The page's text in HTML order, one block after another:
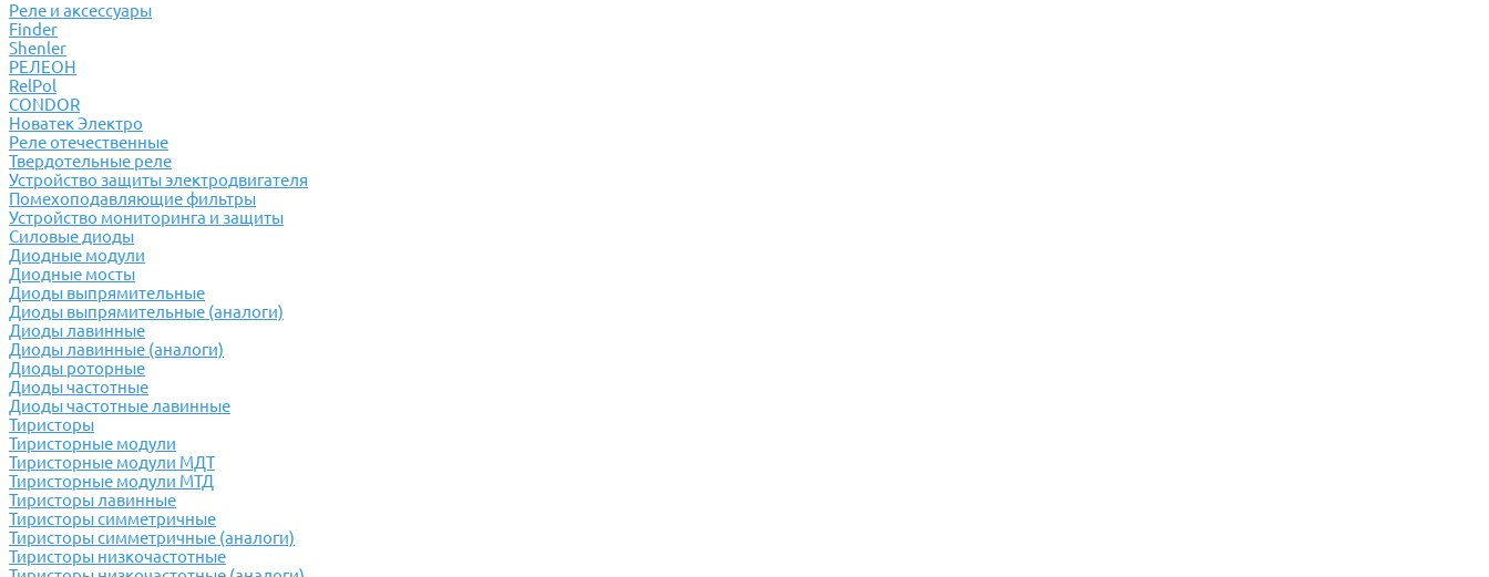
Реле и аксессуары
Finder
Shenler
РЕЛЕОН
RelPol
CONDOR
Новатек Электро
Реле отечественные
Твердотельные реле
Устройство защиты электродвигателя
Помехоподавляющие фильтры
Устройство мониторинга и защиты
Силовые диоды
Диодные модули
Диодные мосты
Диоды выпрямительные
Диоды выпрямительные (аналоги)
Диоды лавинные
Диоды лавинные (аналоги)
Диоды роторные
Диоды частотные
Диоды частотные лавинные
Тиристоры
Тиристорные модули
Тиристорные модули МДТ
Тиристорные модули МТД
Тиристоры лавинные
Тиристоры симметричные
Тиристоры симметричные (аналоги)
Тиристоры низкочастотные